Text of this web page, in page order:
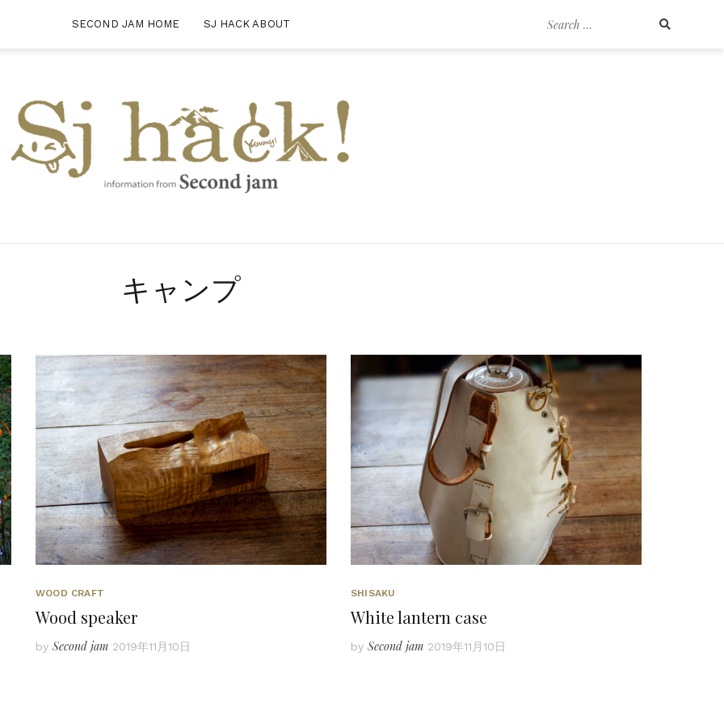
Search
SECOND JAM HOME SJ HACK ABOUT
キャンプ
WOOD CRAFT
Wood speaker
by Second jam 2019年11月10日
SHISAKU
White lantern case
by Second jam 2019年11月10日